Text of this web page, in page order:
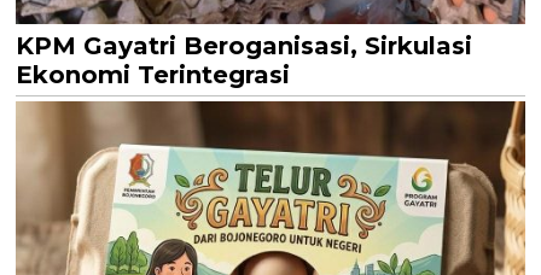
KPM Gayatri Beroganisasi, Sirkulasi
Ekonomi Terintegrasi